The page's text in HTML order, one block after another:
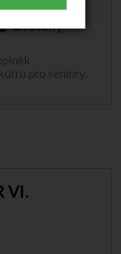
VI.
Drátěný
pro seniory.